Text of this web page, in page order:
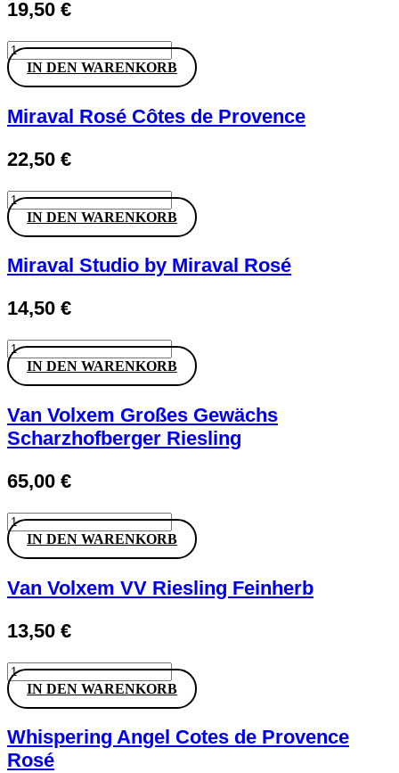
19,50 €
AIX
Rosé
Menge
IN DEN WARENKORB
Miraval Rosé Côtes de Provence
22,50 €
Miraval
Rosé
Côtes
Provence
Menge
IN DEN WARENKORB
Miraval Studio by Miraval Rosé
14,50 €
Miraval
Studio
by
Rosé
Menge
IN DEN WARENKORB
Van Volxem Großes Gewächs
Scharzhofberger Riesling
65,00 €
Van
Volxem
Großes
Scharzhofberger
Riesling
IN DEN WARENKORB
Van Volxem VV Riesling Feinherb
13,50 €
Van
Volxem
VV
Feinherb
Menge
IN DEN WARENKORB
Whispering Angel Cotes de Provence
Rosé